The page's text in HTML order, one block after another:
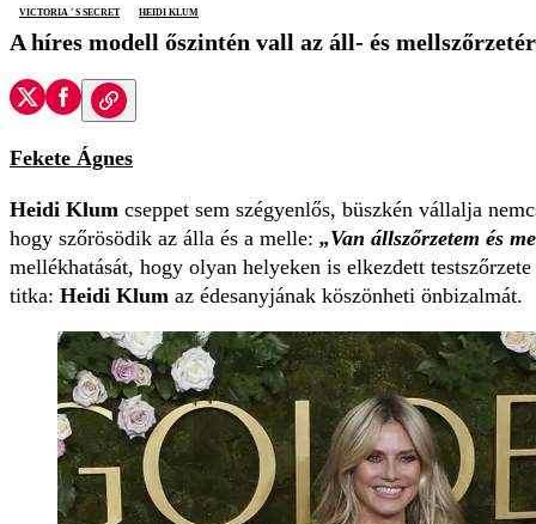
Victoria ' s Secret
Heidi Klum
A híres modell őszintén vall az áll- és
Fekete Ágnes
Heidi Klum cseppet sem szégyenlős, büszkén vállalja
hogy szőrösödik az álla és a melle: „Van állszőrzetem és
mellékhatását, hogy olyan helyeken is elkezdett
titka: Heidi Klum az édesanyjának köszönheti önbizalmát.